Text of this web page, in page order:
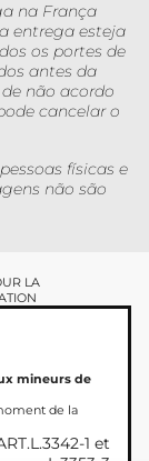
na França
entrega esteja
os portes de
antes da
não acordo
cancelar o
físicas e
não são
LA
mineurs de
de la
1 et